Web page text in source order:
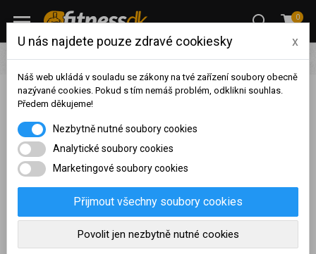
0
Potraviny Oleje a Octy
Oleje a Octy
Oleje a Octy
Nejprodávanější
Franz Josef Kaiser Dýňový olej 250ml
dosaženého obratu za
sledované období, byl váš
účet přeřazen do jiné
skupiny:
U nás najdete pouze zdravé cookiesky x
Náš web ukládá v souladu se zákony na tvé zařízení soubory obecně
nazývané cookies. Pokud s tím nemáš problém, odklikni souhlas.
Předem děkujeme!
Nezbytně nutné soubory cookies
Analytické soubory cookies
Marketingové soubory cookies
Přijmout všechny soubory cookies
Povolit jen nezbytně nutné cookies